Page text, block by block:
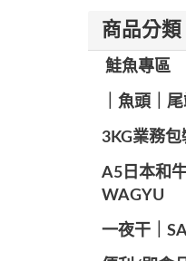
商品分類
️ 鮭魚專區
｜魚頭｜
️3KG業務包
A5日本和
WAGYU
一夜干｜